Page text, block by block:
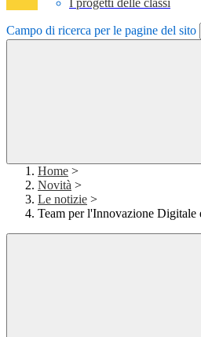
I progetti delle classi
Campo di ricerca per le pagine del sito
Home >
Novità >
Le notizie >
Team per l'Innovazione Digitale